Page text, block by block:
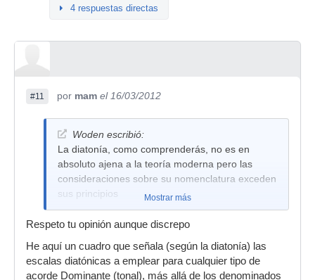
4 respuestas directas
#11 por mam el 16/03/2012
Woden escribió:
La diatonía, como comprenderás, no es en
absoluto ajena a la teoría moderna pero las
consideraciones sobre su nomenclatura exceden
sus principios
Mostrar más
Respeto tu opinión aunque discrepo
He aquí un cuadro que señala (según la diatonía) las
escalas diatónicas a emplear para cualquier tipo de
acorde Dominante (tonal), más allá de los denominados